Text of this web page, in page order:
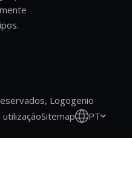
Logogenio
Sitemap PT